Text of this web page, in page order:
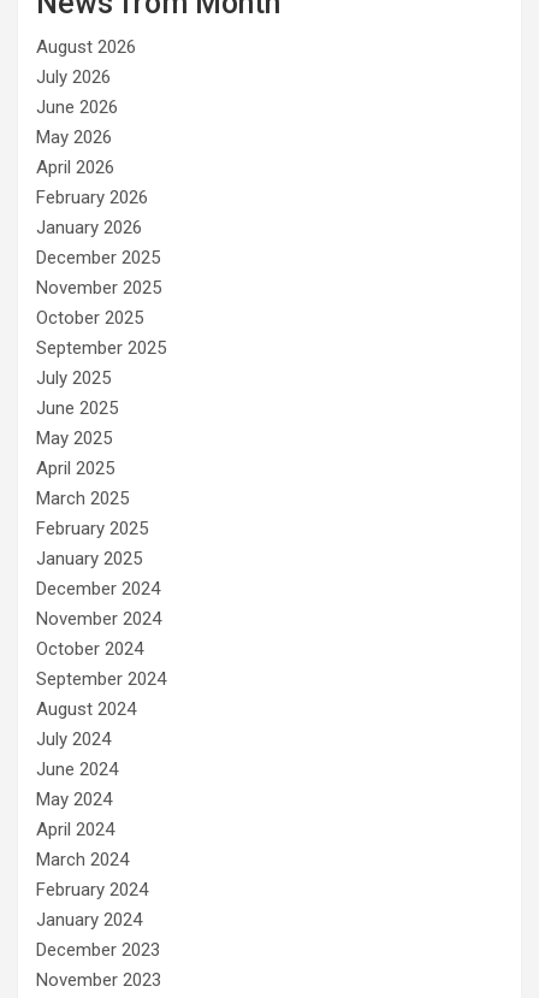
i
e
s
August 2026
July 2026
June 2026
May 2026
April 2026
February 2026
January 2026
December 2025
November 2025
October 2025
September 2025
July 2025
June 2025
May 2025
April 2025
March 2025
February 2025
January 2025
December 2024
November 2024
October 2024
September 2024
August 2024
July 2024
June 2024
May 2024
April 2024
March 2024
February 2024
January 2024
December 2023
November 2023